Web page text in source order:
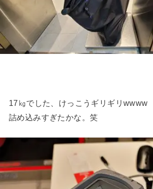
17㎏でした、けっこうギリギリwwww
詰め込みすぎたかな。笑